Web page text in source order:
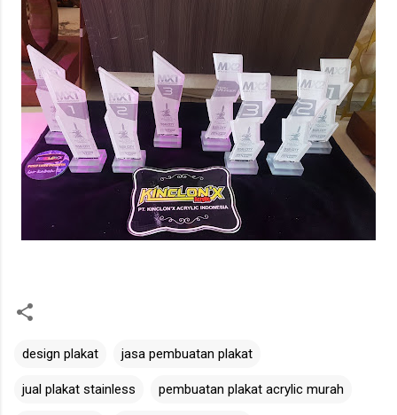
design plakat jasa pembuatan plakat
jual plakat stainless pembuatan plakat acrylic murah